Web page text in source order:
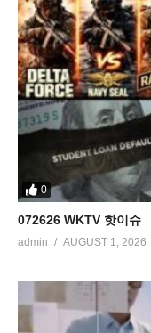
0
072626 WKTV 핫이슈
admin AUGUST 1, 2026